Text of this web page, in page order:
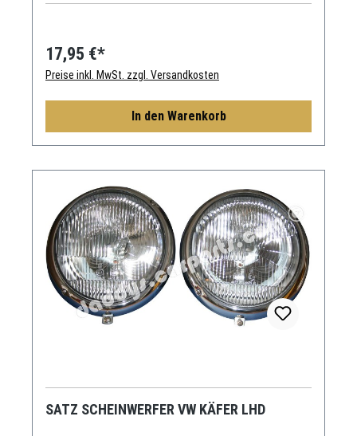
17,95 €*
Preise inkl. MwSt. zzgl. Versandkosten
In den Warenkorb
SATZ SCHEINWERFER VW KÄFER LHD